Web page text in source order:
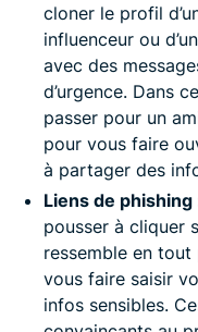
cloner le profil
influenceur ou
avec des
d’urgence. Dans
passer pour un
pour vous faire
à partager des
Liens de phishing
pousser à cliquer
ressemble en tout
vous faire saisir
infos sensibles.